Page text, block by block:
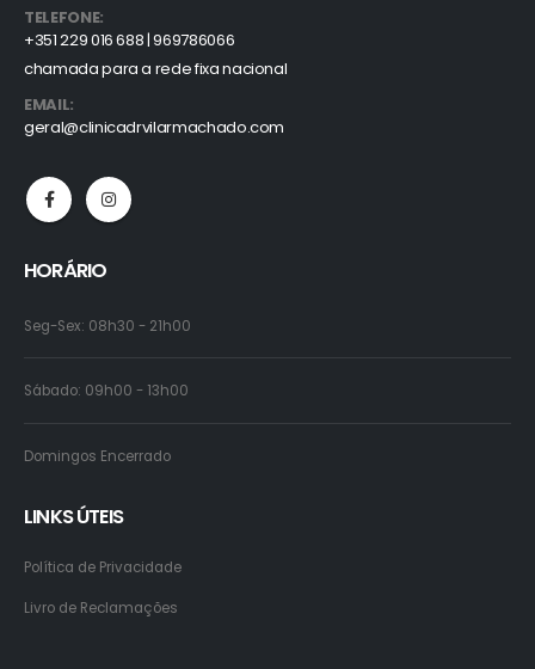
TELEFONE:
+351 229 016 688 | 969786066
chamada para a rede fixa nacional
EMAIL:
geral@clinicadrvilarmachado.com
HORÁRIO
Seg-Sex: 08h30 - 21h00
Sábado: 09h00 - 13h00
Domingos Encerrado
LINKS ÚTEIS
Política de Privacidade
Livro de Reclamações